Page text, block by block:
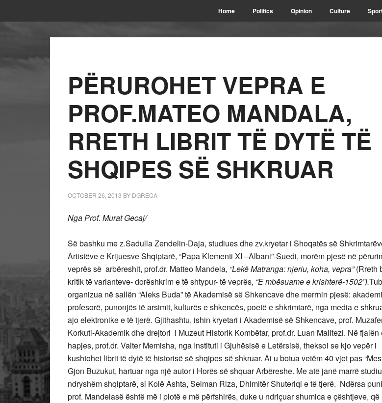
Home Politics Opinion Culture
PËRUROHET VEPRA E
PROF.MATEO MANDALA,
RRETH LIBRIT TË DYTË TË
SHQIPES SË SHKRUAR
OCTOBER 26, 2013 BY DGRECA
Nga Prof. Murat Gecaj/
Së bashku me z.Sadulla Zendelin-Daja, studiues dhe zv.kryetar i Shoqatës së
Artistëve e Krijuesve Shqiptarë, “Papa Klementi XI –Albani”-Suedi, morëm pjesë në
veprës së arbëreshit, prof.dr. Matteo Mandela, “Lekë Matranga: njeriu, koha, vepra”(Rreth
kritik të varianteve- dorëshkrim e të shtypur- të veprës, “E mbësuame e krishterë-1502”).
organizua në sallën “Aleks Buda” të Akademisë së Shkencave dhe merrnin pjesë:
profesorë, punonjës të arsimit, kulturës e shkencës, poetë e shkrimtarë, nga media e
ajo elektronike e të tjerë. Gjithashtu, ishin kryetari i Akademisë së Shkencave, prof.
Korkuti-Akademik dhe drejtori i Muzeut Historik Kombëtar, prof.dr. Luan Malltezi. Në fjalën
hapjes, prof.dr. Valter Memisha, nga Instituti i Gjuhësisë e Letërsisë, theksoi se kjo vepër i
kushtohet librit të dytë të historisë së shqipes së shkruar. Ai u botua vetëm 40 vjet pas
Gjon Buzukut, hartuar nga një autor i Horës së shquar Arbëreshe. Me atë janë marrë
ndryshëm shqiptarë, si Kolë Ashta, Selman Riza, Dhimitër Shuteriqi e të tjerë. Ndërsa
prof. Mandelasë është më i plotë e më përfshirës, duke u ndriçuar shumica e çështjeve, që